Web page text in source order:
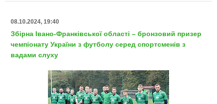
08.10.2024, 19:40
Збірна Івано-Франківської області – бронзовий призер
чемпіонату України з футболу серед спортсменів з
вадами слуху